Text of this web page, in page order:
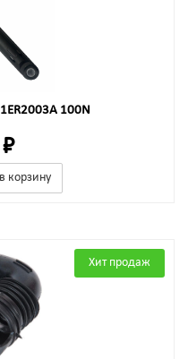
100N
корзину
Хит продаж